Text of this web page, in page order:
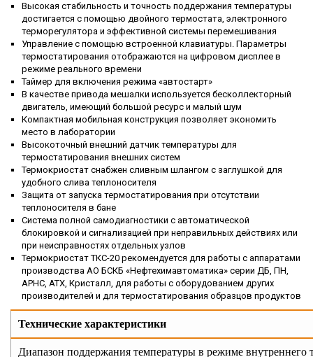
Высокая стабильность и точность поддержания температуры
достигается с помощью двойного термостата, электронного
терморегулятора и эффективной системы перемешивания
Управление с помощью встроенной клавиатуры. Параметры
термостатирования отображаются на цифровом дисплее в
режиме реального времени
Таймер для включения режима «автостарт»
В качестве привода мешалки используется бесколлекторный
двигатель, имеющий большой ресурс и малый шум
Компактная мобильная конструкция позволяет экономить
место в лаборатории
Высокоточный внешний датчик температуры для
термостатирования внешних систем
Термокриостат снабжен сливным шлангом с заглушкой для
удобного слива теплоносителя
Защита от запуска термостатирования при отсутствии
теплоносителя в бане
Система полной самодиагностики с автоматической
блокировкой и сигнализацией при неправильных действиях или
при неисправностях отдельных узлов
Термокриостат ТКС-20 рекомендуется для работы с аппаратами
производства АО БСКБ «Нефтехимавтоматика» серии ДБ, ПН,
АРНС, АТХ, Кристалл, для работы с оборудованием других
производителей и для термостатирования образцов продуктов
Технические характеристики
Диапазон поддержания температуры в режиме внутреннего